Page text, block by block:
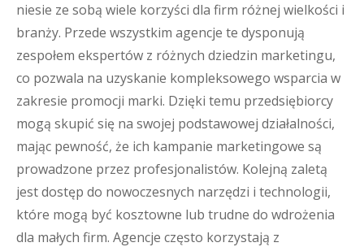
niesie ze sobą wiele korzyści dla firm różnej wielkości i
branży. Przede wszystkim agencje te dysponują
zespołem ekspertów z różnych dziedzin marketingu,
co pozwala na uzyskanie kompleksowego wsparcia w
zakresie promocji marki. Dzięki temu przedsiębiorcy
mogą skupić się na swojej podstawowej działalności,
mając pewność, że ich kampanie marketingowe są
prowadzone przez profesjonalistów. Kolejną zaletą
jest dostęp do nowoczesnych narzędzi i technologii,
które mogą być kosztowne lub trudne do wdrożenia
dla małych firm. Agencje często korzystają z